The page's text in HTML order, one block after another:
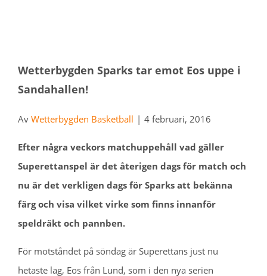
större
bild
Wetterbygden Sparks tar emot Eos uppe i
Sandahallen!
Av Wetterbygden Basketball | 4 februari, 2016
Efter några veckors matchuppehåll vad gäller
Superettanspel är det återigen dags för match och
nu är det verkligen dags för Sparks att bekänna
färg och visa vilket virke som finns innanför
speldräkt och pannben.
För motståndet på söndag är Superettans just nu
hetaste lag, Eos från Lund, som i den nya serien